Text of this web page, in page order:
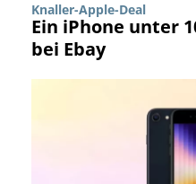
Knaller-Apple-Deal
Ein iPhone unter
bei Ebay